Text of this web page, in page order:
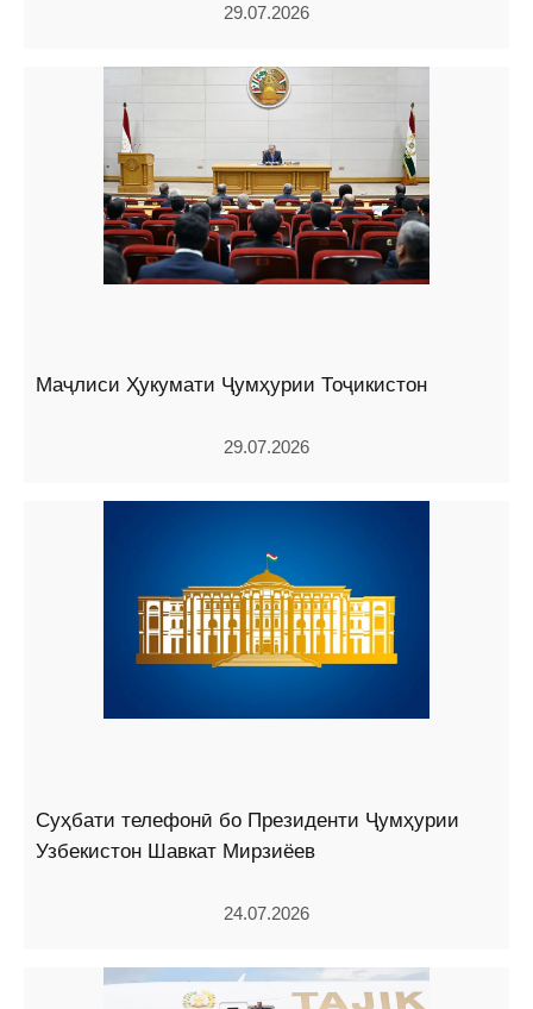
29.07.2026
Маҷлиси Ҳукумати Ҷумҳурии Тоҷикистон
29.07.2026
Суҳбати телефонӣ бо Президенти Ҷумҳурии
Узбекистон Шавкат Мирзиёев
24.07.2026